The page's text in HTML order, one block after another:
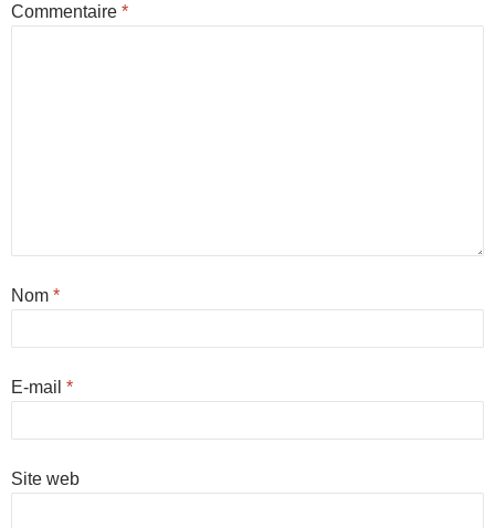
Commentaire *
Nom *
E-mail *
Site web